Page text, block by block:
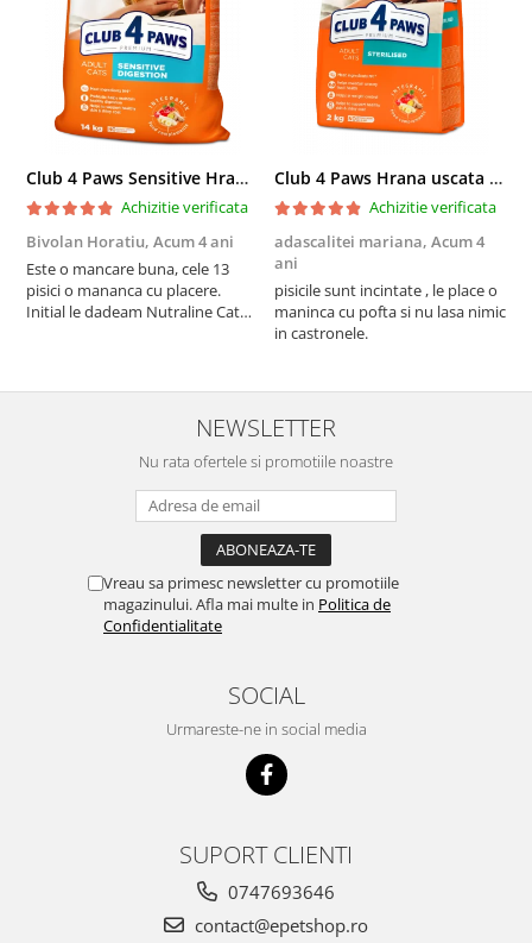
Club 4 Paws Sensitive Hrana uscata pisici adulte, 14kg
Achizitie verificata
Bivolan Horatiu, Acum 4 ani
Este o mancare buna, cele 13
pisici o mananca cu placere.
Initial le dadeam Nutraline Cat
nu o mananca cu placere. Eu
sunt multumit si voi continua cu
Club 4 Paws Hrana uscata pisici sterilizate, 2kg
Achizitie verificata
adascalitei mariana, Acum 4
ani
pisicile sunt incintate , le place o
maninca cu pofta si nu lasa nimic
in castronele.
NEWSLETTER
Nu rata ofertele si promotiile noastre
Vreau sa primesc newsletter cu promotiile
magazinului. Afla mai multe in Politica de
Confidentialitate
SOCIAL
Urmareste-ne in social media
SUPORT CLIENTI
0747693646
contact@epetshop.ro